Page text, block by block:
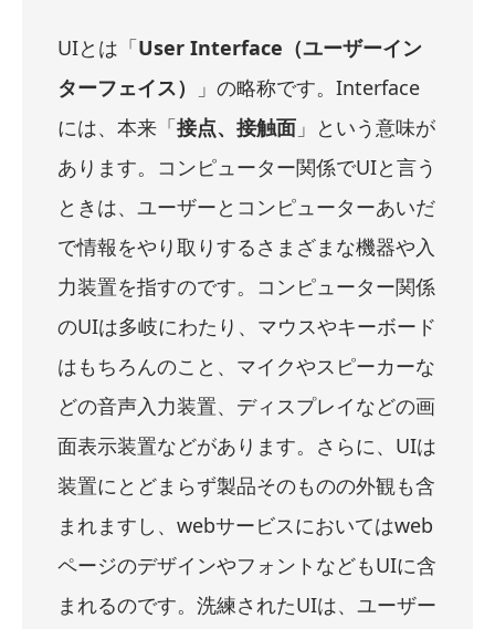
UIとは「User Interface（ユーザーイン
ターフェイス）
」の略称です。Interface
には、本来「接点、接触面 」という意味が
あります。コンピューター関係でUIと言う
ときは、ユーザーとコンピューターあいだ
で情報をやり取りするさまざまな機器や入
力装置を指すのです。コンピューター関係
のUIは多岐にわたり、マウスやキーボード
はもちろんのこと、マイクやスピーカーな
どの音声入力装置、ディスプレイなどの画
面表示装置などがあります。さらに、UIは
装置にとどまらず製品そのものの外観も含
まれますし、webサービスにおいてはweb
ページのデザインやフォントなどもUIに含
まれるのです。洗練されたUIは、ユーザー